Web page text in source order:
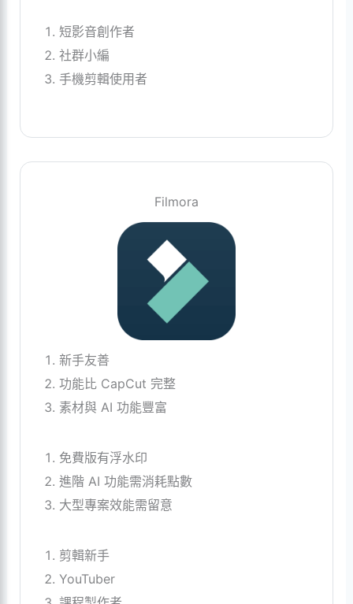
短影音創作者
社群小編
手機剪輯使用者
Filmora
新手友善
功能比 CapCut 完整
素材與 AI 功能豐富
免費版有浮水印
進階 AI 功能需消耗點數
大型專案效能需留意
剪輯新手
YouTuber